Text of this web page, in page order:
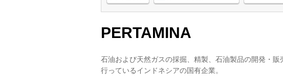
PERTAMINA
石油および天然ガスの採掘、精製、石油製品の開発・
行っているインドネシアの国有企業。